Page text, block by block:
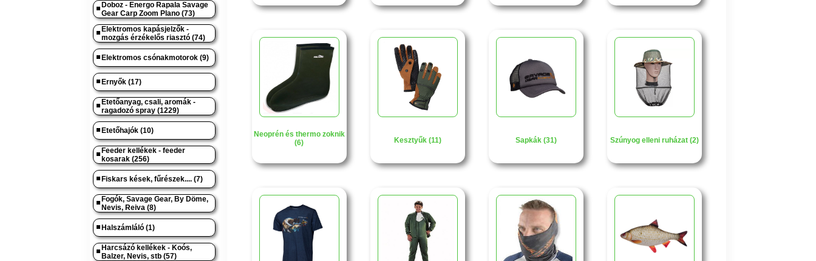
Doboz - Energo Rapala Savage
Gear Carp Zoom Plano (73)
Elektromos kapásjelzők -
mozgás érzékelős riasztó (74)
Elektromos csónakmotorok (9)
Ernyők (17)
Etetőanyag, csali, aromák -
ragadozó spray (1229)
Etetőhajók (10)
Feeder kellékek - feeder
kosarak (256)
Fiskars kések, fűrészek.... (7)
Fogók, Savage Gear, By Döme,
Nevis, Reiva (8)
Halszámláló (1)
Harcsázó kellékek - Koós,
Balzer, Nevis, stb (57)
Neoprén és thermo zoknik
(6)
Kesztyűk (11) Sapkák (31) Szúnyog elleni ruházat (2)